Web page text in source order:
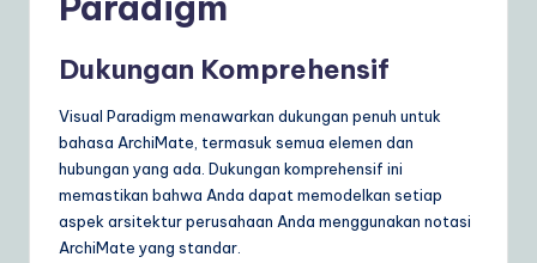
S
o
Dukungan Komprehensif
Visual Paradigm menawarkan dukungan penuh untuk
bahasa ArchiMate, termasuk semua elemen dan
hubungan yang ada. Dukungan komprehensif ini
memastikan bahwa Anda dapat memodelkan setiap
aspek arsitektur perusahaan Anda menggunakan notasi
ArchiMate yang standar.